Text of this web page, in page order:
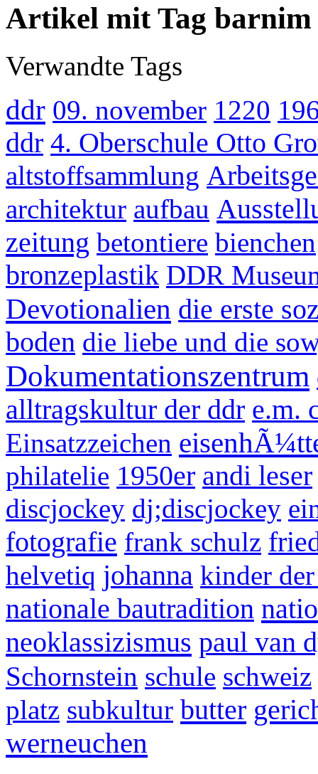
Artikel mit Tag barnim
Verwandte Tags
ddr 09. november 1220
ddr 4. Oberschule Otto
altstoffsammlung
architektur aufbau
zeitung betontiere bienchen
bronzeplastik DDR
Devotionalien die erste
boden die liebe und die
Dokumentationszentrum
alltragskultur der ddr e.m.
Einsatzzeichen
philatelie 1950er andi leser
discjockey dj;discjockey
fotografie frank schulz
helvetiq johanna kinder
nationale bautradition
neoklassizismus paul van
Schornstein schule schweiz
platz subkultur butter
werneuchen